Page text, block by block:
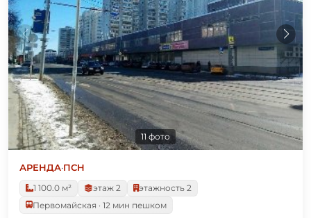
11 фото
АРЕНДА·ПСН
1 100.0 м²
этаж 2
этажность 2
Первомайская · 12 мин пешком